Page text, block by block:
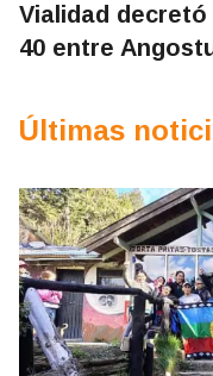
Vialidad
40 entre
Últimas